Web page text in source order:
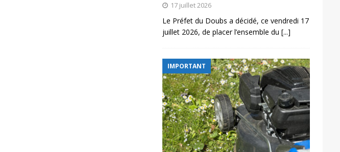
17 juillet 2026
Le Préfet du Doubs a décidé, ce vendredi 17
juillet 2026, de placer l’ensemble du [...]
IMPORTANT